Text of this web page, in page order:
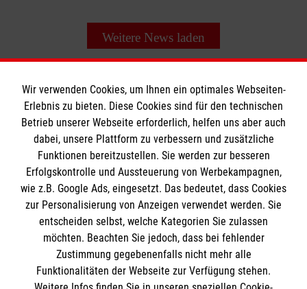
Weitere News laden
Informationen
Impressum
Datenschutz
Barrierefreiheit
Kontakt
Die Malteser
Malteser in Deutschland
Malteserorden
Spendenkonto
Wir verwenden Cookies, um Ihnen ein optimales Webseiten-
Erlebnis zu bieten. Diese Cookies sind für den technischen
Betrieb unserer Webseite erforderlich, helfen uns aber auch
dabei, unsere Plattform zu verbessern und zusätzliche
Funktionen bereitzustellen. Sie werden zur besseren
Erfolgskontrolle und Aussteuerung von Werbekampagnen,
wie z.B. Google Ads, eingesetzt. Das bedeutet, dass Cookies
zur Personalisierung von Anzeigen verwendet werden. Sie
entscheiden selbst, welche Kategorien Sie zulassen
möchten. Beachten Sie jedoch, dass bei fehlender
Zustimmung gegebenenfalls nicht mehr alle
Funktionalitäten der Webseite zur Verfügung stehen.